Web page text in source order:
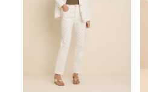
Aceito os termos e